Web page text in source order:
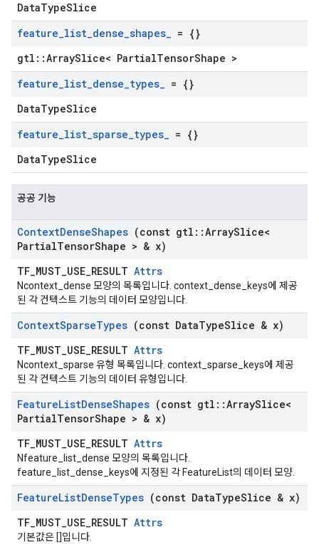
DataTypeSlice
feature_list_dense_shapes_ = {}
gtl::ArraySlice< PartialTensorShape >
feature_list_dense_types_ = {}
DataTypeSlice
feature_list_sparse_types_ = {}
DataTypeSlice
공공 기능
ContextDenseShapes (const gtl ::ArraySlice<
PartialTensorShape > & x)
TF_MUST_USE_RESULT Attrs
Ncontext_dense 모양의 목록입니다. context_dense_keys에 제공
된 각 컨텍스트 기능의 데이터 모양입니다.
ContextSparseTypes (const DataTypeSlice & x)
TF_MUST_USE_RESULT Attrs
Ncontext_sparse 유형 목록입니다. context_sparse_keys에 제공
된 각 컨텍스트 기능의 데이터 유형입니다.
FeatureListDenseShapes (const gtl ::ArraySlice<
PartialTensorShape > & x)
TF_MUST_USE_RESULT Attrs
Nfeature_list_dense 모양의 목록입니다.
feature_list_dense_keys에 지정된 각 FeatureList의 데이터 모양.
FeatureListDenseTypes (const DataTypeSlice & x)
TF_MUST_USE_RESULT Attrs
기본값은 []입니다.